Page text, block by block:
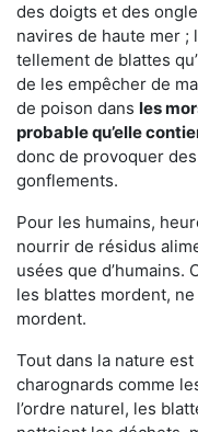
des doigts et des
navires de haute mer ;
tellement de blattes
de les empêcher de
de poison dans les
probable qu’elle
donc de provoquer
gonflements.
Pour les humains,
nourrir de résidus
usées que d’humains.
les blattes mordent,
mordent.
Tout dans la nature
charognards comme
l’ordre naturel, les